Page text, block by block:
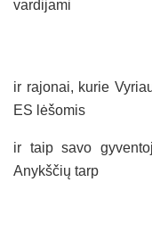
vardijami
ir rajonai, kurie
ES lėšomis
ir taip savo
Anykščių tarp